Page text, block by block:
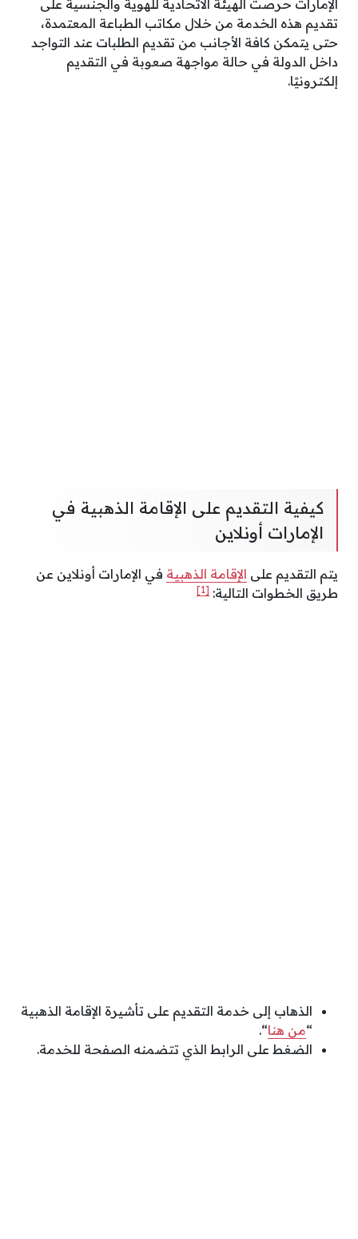
الإمارات حرصت الهيئة الاتحادية للهوية والجنسية على
تقديم هذه الخدمة من خلال مكاتب الطباعة المعتمدة،
حتى يتمكن كافة الأجانب من تقديم الطلبات عند التواجد
داخل الدولة في حالة مواجهة صعوبة في التقديم
إلكترونيًا.
كيفية التقديم على الإقامة الذهبية في
الإمارات أونلاين
يتم التقديم على الإقامة الذهبية في الإمارات أونلاين عن
طريق الخطوات التالية: [1]
الذهاب إلى خدمة التقديم على تأشيرة الإقامة الذهبية
“من هنا“.
الضغط على الرابط الذي تتضمنه الصفحة للخدمة.